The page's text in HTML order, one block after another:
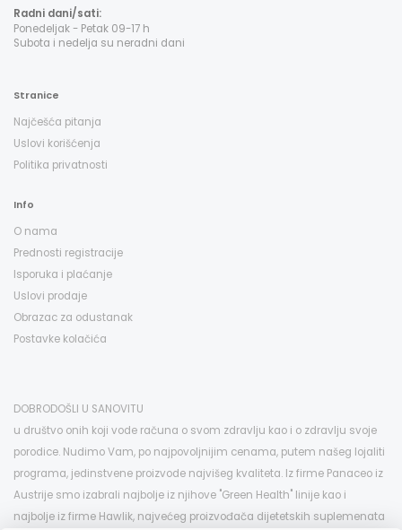
Radni dani/sati:
Ponedeljak - Petak 09-17 h
Subota i nedelja su neradni dani
Stranice
Najčešća pitanja
Uslovi korišćenja
Politika privatnosti
Info
O nama
Prednosti registracije
Isporuka i plaćanje
Uslovi prodaje
Obrazac za odustanak
Postavke kolačića
DOBRODOŠLI U SANOVITU
u društvo onih koji vode računa o svom zdravlju kao i o zdravlju svoje
porodice. Nudimo Vam, po najpovoljnijim cenama, putem našeg lojaliti
programa, jedinstvene proizvode najvišeg kvaliteta. Iz firme Panaceo iz
Austrije smo izabrali najbolje iz njihove "Green Health" linije kao i
najbolje iz firme Hawlik, najvećeg proizvođača dijetetskih suplemenata